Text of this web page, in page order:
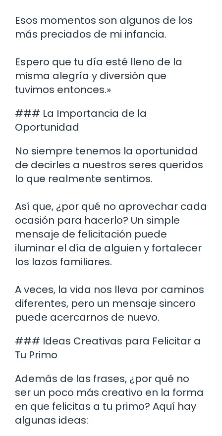
Esos momentos son algunos de los
más preciados de mi infancia.
Espero que tu día esté lleno de la
misma alegría y diversión que
tuvimos entonces.»
### La Importancia de la
Oportunidad
No siempre tenemos la oportunidad
de decirles a nuestros seres queridos
lo que realmente sentimos.
Así que, ¿por qué no aprovechar cada
ocasión para hacerlo? Un simple
mensaje de felicitación puede
iluminar el día de alguien y fortalecer
los lazos familiares.
A veces, la vida nos lleva por caminos
diferentes, pero un mensaje sincero
puede acercarnos de nuevo.
### Ideas Creativas para Felicitar a
Tu Primo
Además de las frases, ¿por qué no
ser un poco más creativo en la forma
en que felicitas a tu primo? Aquí hay
algunas ideas: